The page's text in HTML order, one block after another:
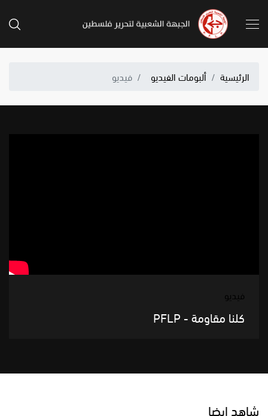
الرئيسية ألبومات الفيديو فيديو
فيديو
كلنا مقاومة - PFLP
شاهد ايضا